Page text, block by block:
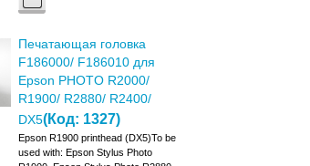
Печатающая головка
F186000/ F186010 для
Epson PHOTO R2000/
R1900/ R2880/ R2400/
DX5(Код: 1327)
Epson R1900 printhead (DX5)To be
used with: Epson Stylus Photo